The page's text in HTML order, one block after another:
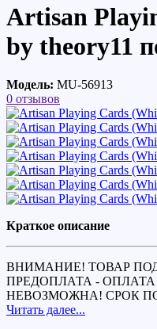
Artisan
by theory11
Модель: MU-56913
0 отзывов
Краткое описание
ВНИМАНИЕ! ТОВАР
ПРЕДОПЛАТА -
НЕВОЗМОЖНА! СРОК
Читать далее...